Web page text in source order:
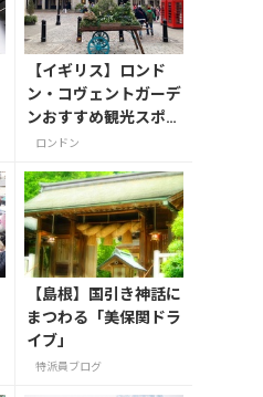
【イギリス】ロンド
ン・コヴェントガーデ
ンおすすめ観光スポッ
ト3つ！
ロンドン
【島根】国引き神話に
まつわる「美保関ドラ
イブ」
特派員ブログ